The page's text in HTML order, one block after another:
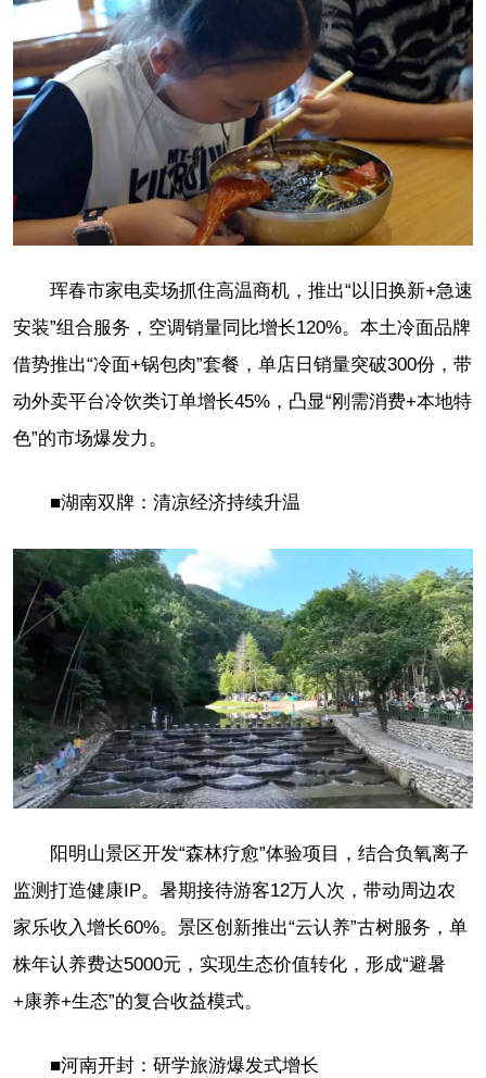
珲春市家电卖场抓住高温商机，推出“以旧换新+急速
安装”组合服务，空调销量同比增长120%。本土冷面品牌
借势推出“冷面+锅包肉”套餐，单店日销量突破300份，带
动外卖平台冷饮类订单增长45%，凸显“刚需消费+本地特
色”的市场爆发力。
■湖南双牌：清凉经济持续升温
阳明山景区开发“森林疗愈”体验项目，结合负氧离子
监测打造健康IP。暑期接待游客12万人次，带动周边农
家乐收入增长60%。景区创新推出“云认养”古树服务，单
株年认养费达5000元，实现生态价值转化，形成“避暑
+康养+生态”的复合收益模式。
■河南开封：研学旅游爆发式增长